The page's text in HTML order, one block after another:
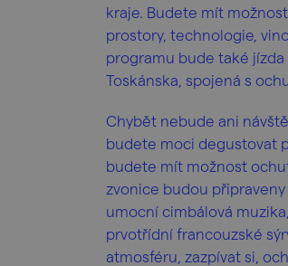
kraje. Budete mít
prostory, technologie,
programu bude také
Toskánska, spojená s
Chybět nebude ani
budete moci degustovat
budete mít možnost
zvonice budou
umocní cimbálová
prvotřídní francouzské
atmosféru, zazpívat si,